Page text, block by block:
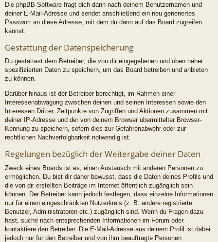
Die phpBB-Software fragt dich dann nach deinem Benutzernamen und
deiner E-Mail-Adresse und sendet anschließend ein neu generiertes
Passwort an diese Adresse, mit dem du dann auf das Board zugreifen
kannst.
Gestattung der Datenspeicherung
Du gestattest dem Betreiber, die von dir eingegebenen und oben näher
spezifizierten Daten zu speichern, um das Board betreiben und anbieten
zu können.
Darüber hinaus ist der Betreiber berechtigt, im Rahmen einer
Interessenabwägung zwischen deinen und seinen Interessen sowie den
Interessen Dritter, Zeitpunkte von Zugriffen und Aktionen zusammen mit
deiner IP-Adresse und der von deinem Browser übermittelter Browser-
Kennung zu speichern, sofern dies zur Gefahrenabwehr oder zur
rechtlichen Nachverfolgbarkeit notwendig ist.
Regelungen bezüglich der Weitergabe deiner Daten
Zweck eines Boards ist es, einen Austausch mit anderen Personen zu
ermöglichen. Du bist dir daher bewusst, dass die Daten deines Profils und
die von dir erstellten Beiträge im Internet öffentlich zugänglich sein
können. Der Betreiber kann jedoch festlegen, dass einzelne Informationen
nur für einen eingeschränkten Nutzerkreis (z. B. andere registrierte
Benutzer, Administratoren etc.) zugänglich sind. Wenn du Fragen dazu
hast, suche nach entsprechenden Informationen im Forum oder
kontaktiere den Betreiber. Die E-Mail-Adresse aus deinem Profil ist dabei
jedoch nur für den Betreiber und von ihm beauftragte Personen